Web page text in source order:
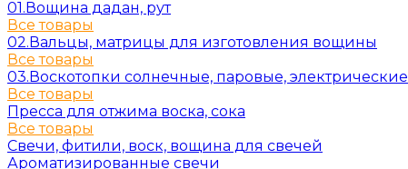
01.Вощина дадан, рут
Все товары
02.Вальцы, матрицы для изготовления вощины
Все товары
03.Воскотопки солнечные, паровые, электрические
Все товары
Пресса для отжима воска, сока
Все товары
Свечи, фитили, воск, вощина для свечей
Ароматизированные свечи